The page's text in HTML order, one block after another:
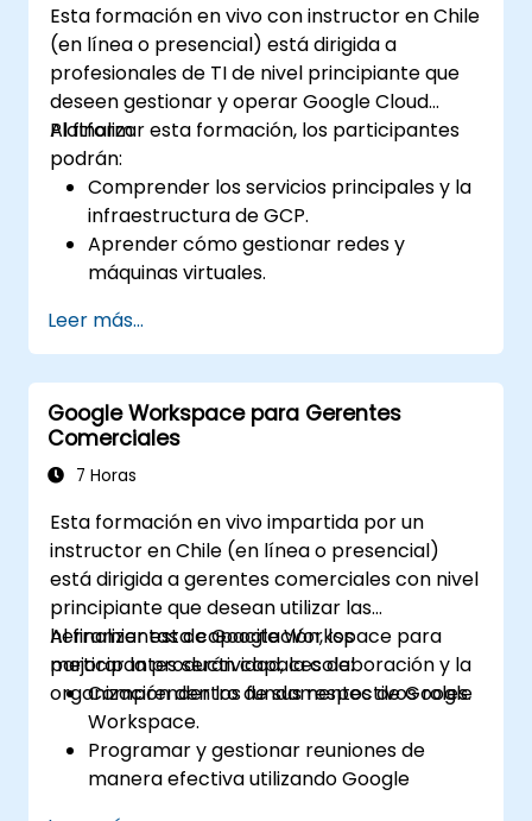
infraestructura en la nube utilizando
Terraform y Cloud Build.
Monitorear, solucionar problemas y
optimizar entornos de Google Cloud
mediante Cloud Monitoring y Cloud
Logging.
Comprender las capacidades de Vertex
AI y los servicios de IA de Google Cloud
para casos de uso empresarial y
operativo comunes.
Esta formación en vivo con instructor en Chile
(en línea o presencial) está dirigida a
profesionales de TI de nivel principiante que
deseen gestionar y operar Google Cloud
Platform.
Al finalizar esta formación, los participantes
podrán:
Comprender los servicios principales y la
infraestructura de GCP.
Aprender cómo gestionar redes y
máquinas virtuales.
prácticas generales de seguridad en GCP.
Explorar Kubernetes y la gestión de
contenedores en GCP.
Conocer las opciones de
almacenamiento y cómo configurarlas.
Implementar y configurar bases de datos
Leer más...
Google Workspace para Gerentes
Comerciales
7 Horas
Esta formación en vivo impartida por un
instructor en Chile (en línea o presencial)
está dirigida a gerentes comerciales con nivel
principiante que desean utilizar las
herramientas de Google Workspace para
mejorar la productividad, la colaboración y la
organización dentro de sus respectivos roles.
Al finalizar esta capacitación, los
participantes serán capaces de:
Comprender los fundamentos de Google
Workspace.
Programar y gestionar reuniones de
manera efectiva utilizando Google